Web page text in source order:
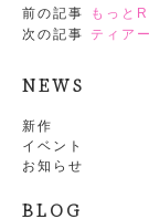
NEWS
新作
イベント
お知らせ
BLOG
前の記事 もっと
次の記事 ティア